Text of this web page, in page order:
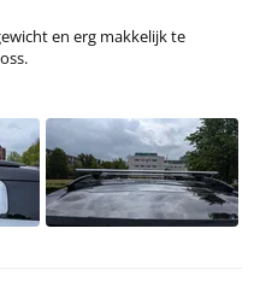
en erg makkelijk te